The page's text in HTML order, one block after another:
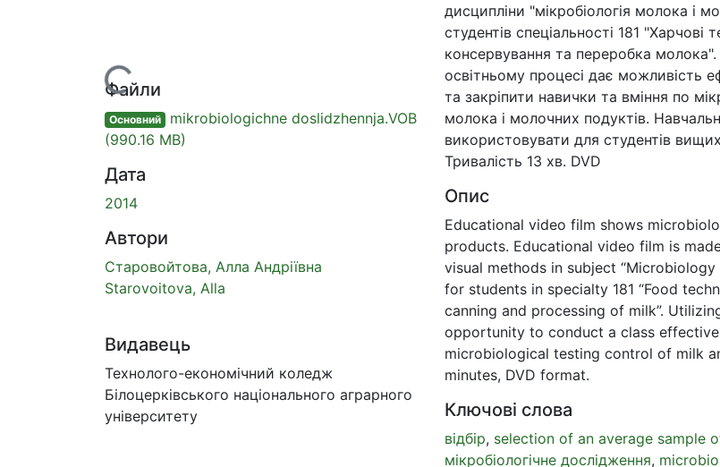
Вантажиться...
Файли
Основний mikrobiologichne doslidzhennja.VOB
(990.16 MB)
Дата
2014
Автори
Старовойтова, Алла Андріївна
Starovoitova, Alla
Видавець
Технолого-економічний коледж
Білоцерківського національного аграрного
університету
дисципліни "мікробіологія молока і
студентів спеціальності 181 "Харчові
консервування та переробка
освітньому процесі дає можливість
та закріпити навички та вміння по
молока і молочних подуктів.
використовувати для студентів
Тривалість 13 хв. DVD
Опис
Educational video film shows
products. Educational video film is
visual methods in subject
for students in specialty 181 “Food
canning and processing of milk”.
opportunity to conduct a class
microbiological testing control of milk
minutes, DVD format.
Ключові слова
відбір, selection of an average sample
мікробіологічне дослідження,